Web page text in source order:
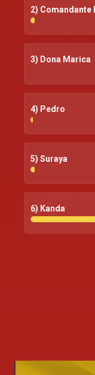
2) Comandante
3) Dona Marica
4) Pedro
5) Suraya
6) Kanda